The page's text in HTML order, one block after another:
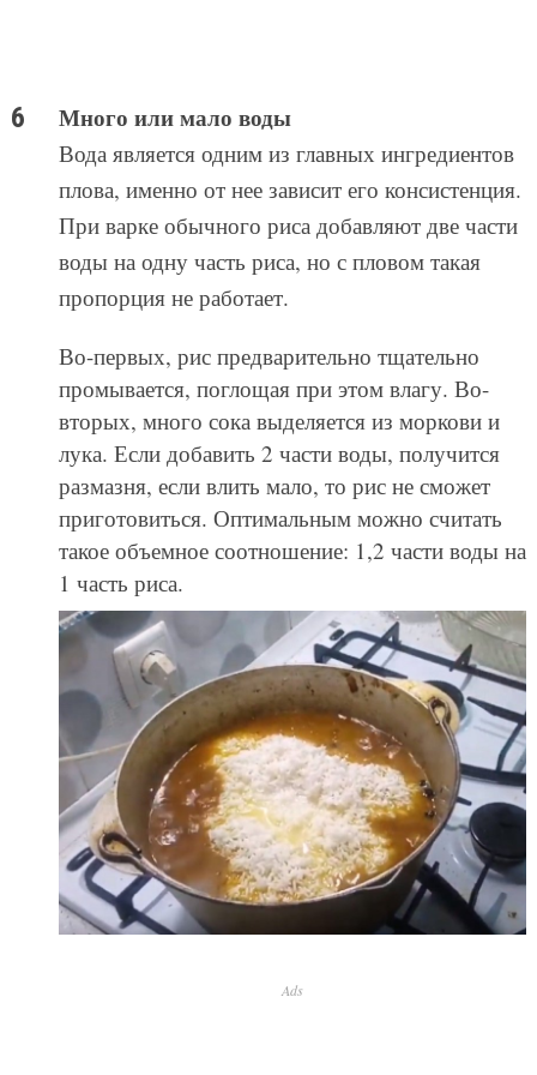
Много или мало воды
Вода является одним из главных ингредиентов
плова, именно от нее зависит его консистенция.
При варке обычного риса добавляют две части
воды на одну часть риса, но с пловом такая
пропорция не работает.
Во-первых, рис предварительно тщательно
промывается, поглощая при этом влагу. Во-
вторых, много сока выделяется из моркови и
лука. Если добавить 2 части воды, получится
размазня, если влить мало, то рис не сможет
приготовиться. Оптимальным можно считать
такое объемное соотношение: 1,2 части воды на
1 часть риса.
Ads